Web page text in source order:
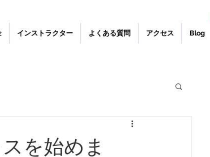
インストラクター よくある質問 アクセス Blog
を始めま